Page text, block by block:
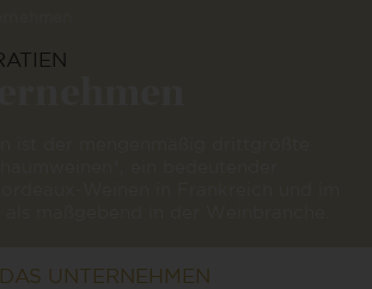
DAS UNTERNEHMEN